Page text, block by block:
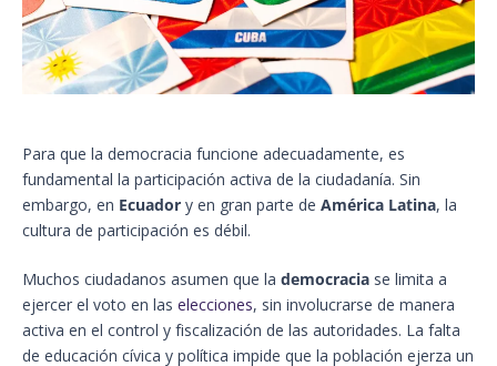
Para que la democracia funcione adecuadamente, es
fundamental la participación activa de la ciudadanía. Sin
embargo, en Ecuador y en gran parte de América Latina, la
cultura de participación es débil.
Muchos ciudadanos asumen que la democracia se limita a
ejercer el voto en las elecciones, sin involucrarse de manera
activa en el control y fiscalización de las autoridades. La falta
de educación cívica y política impide que la población ejerza un